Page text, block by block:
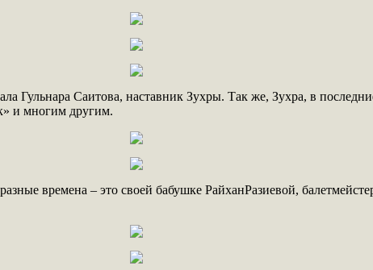
Гульнара Саитова, наставник Зухры. Так же, Зухра, в
и многим другим.
времена – это своей бабушке РайханРазиевой,